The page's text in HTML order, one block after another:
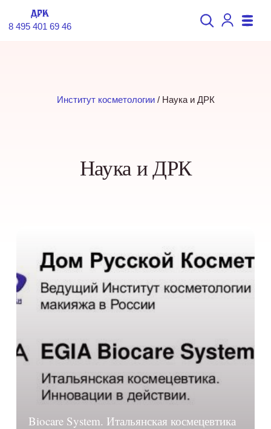
8 495 401 69 46
Институт косметологии / Наука и ДРК
Наука и ДРК
Biocare System. Итальянская космецевтика